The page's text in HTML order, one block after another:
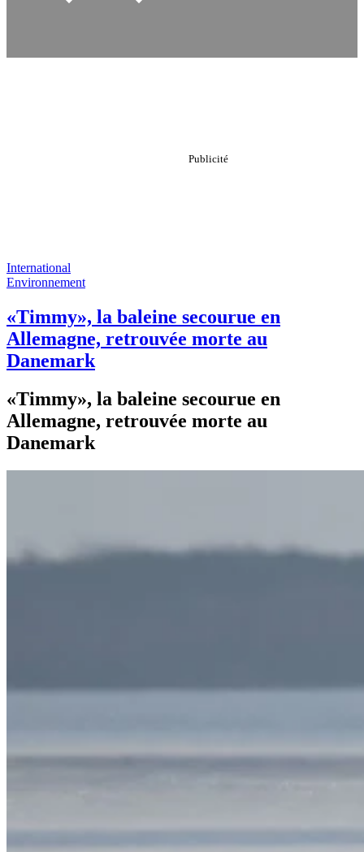
International
Environnement
«Timmy», la baleine secourue en
Allemagne, retrouvée morte au
Danemark
«Timmy», la baleine secourue en
Allemagne, retrouvée morte au
Danemark